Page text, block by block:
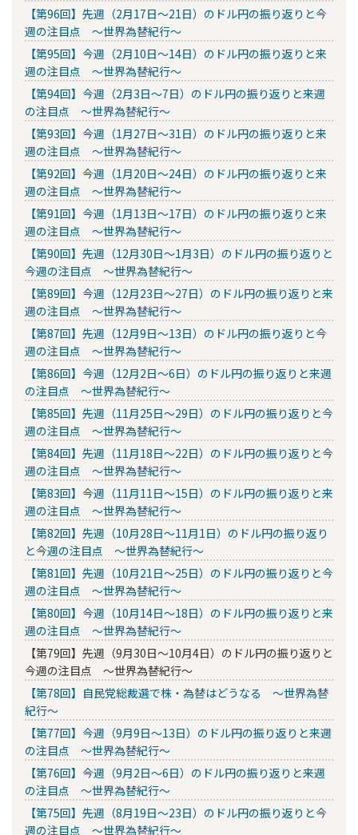
【第96回】先週（2月17日～21日）のドル円の振り返りと今
週の注目点 ～世界為替紀行～
【第95回】今週（2月10日～14日）のドル円の振り返りと来
週の注目点 ～世界為替紀行～
【第94回】今週（2月3日～7日）のドル円の振り返りと来週
の注目点 ～世界為替紀行～
【第93回】今週（1月27日～31日）のドル円の振り返りと来
週の注目点 ～世界為替紀行～
【第92回】今週（1月20日～24日）のドル円の振り返りと来
週の注目点 ～世界為替紀行～
【第91回】今週（1月13日～17日）のドル円の振り返りと来
週の注目点 ～世界為替紀行～
【第90回】先週（12月30日～1月3日）のドル円の振り返りと
今週の注目点 ～世界為替紀行～
【第89回】今週（12月23日～27日）のドル円の振り返りと来
週の注目点 ～世界為替紀行～
【第87回】先週（12月9日～13日）のドル円の振り返りと今
週の注目点 ～世界為替紀行～
【第86回】今週（12月2日～6日）のドル円の振り返りと来週
の注目点 ～世界為替紀行～
【第85回】先週（11月25日～29日）のドル円の振り返りと今
週の注目点 ～世界為替紀行～
【第84回】先週（11月18日～22日）のドル円の振り返りと今
週の注目点 ～世界為替紀行～
【第83回】今週（11月11日～15日）のドル円の振り返りと来
週の注目点 ～世界為替紀行～
【第82回】先週（10月28日～11月1日）のドル円の振り返り
と今週の注目点 ～世界為替紀行～
【第81回】先週（10月21日～25日）のドル円の振り返りと今
週の注目点 ～世界為替紀行～
【第80回】今週（10月14日～18日）のドル円の振り返りと来
週の注目点 ～世界為替紀行～
【第79回】先週（9月30日～10月4日）のドル円の振り返りと
今週の注目点 ～世界為替紀行～
【第78回】自民党総裁選で株・為替はどうなる ～世界為替
紀行～
【第77回】今週（9月9日～13日）のドル円の振り返りと来週
の注目点 ～世界為替紀行～
【第76回】今週（9月2日～6日）のドル円の振り返りと来週
の注目点 ～世界為替紀行～
【第75回】先週（8月19日～23日）のドル円の振り返りと今
週の注目点 ～世界為替紀行～